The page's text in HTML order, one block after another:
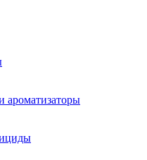
ароматизаторы